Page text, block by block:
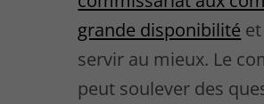
grande disponibilité
servir au mieux. Le
peut soulever des